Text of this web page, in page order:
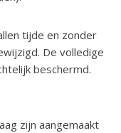
tijde en zonder
De volledige
beschermd.
zijn aangemaakt